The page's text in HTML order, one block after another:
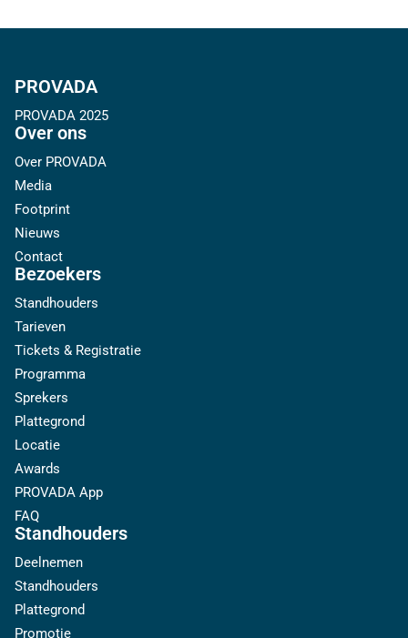
PROVADA
PROVADA 2025
Over ons
Over PROVADA
Media
Footprint
Nieuws
Contact
Bezoekers
Standhouders
Tarieven
Tickets & Registratie
Programma
Sprekers
Plattegrond
Locatie
Awards
PROVADA App
FAQ
Standhouders
Deelnemen
Standhouders
Plattegrond
Promotie